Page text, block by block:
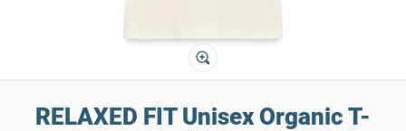
RELAXED FIT Unisex Organic T-